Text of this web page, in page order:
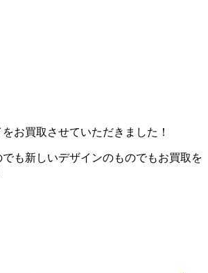
お買取させていただきました！
も新しいデザインのものでもお買取を